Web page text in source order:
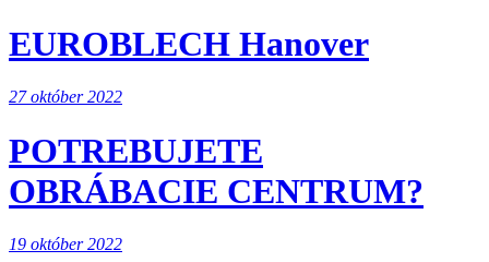
EUROBLECH Hanover
27 október 2022
POTREBUJETE
OBRÁBACIE CENTRUM?
19 október 2022